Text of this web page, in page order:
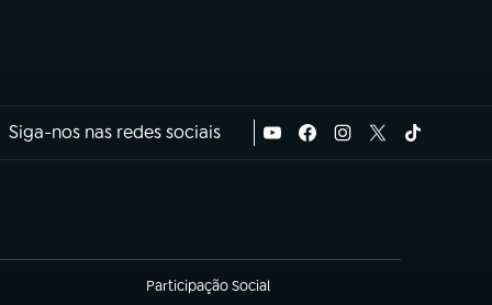
Siga-nos nas redes sociais
Participação Social
(abre em nova aba)